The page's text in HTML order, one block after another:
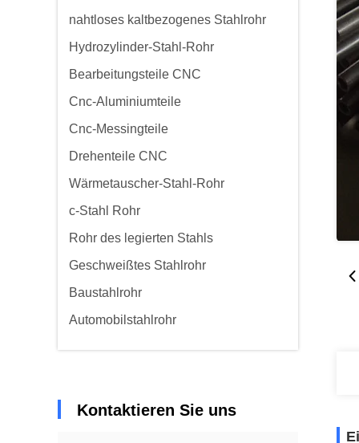
nahtloses kaltbezogenes Stahlrohr
Hydrozylinder-Stahl-Rohr
Bearbeitungsteile CNC
Cnc-Aluminiumteile
Cnc-Messingteile
Drehenteile CNC
Wärmetauscher-Stahl-Rohr
c-Stahl Rohr
Rohr des legierten Stahls
Geschweißtes Stahlrohr
Baustahlrohr
Automobilstahlrohr
Kontaktieren Sie uns